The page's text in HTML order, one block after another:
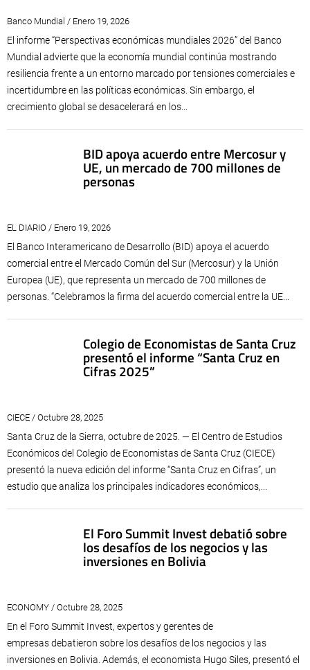
Banco Mundial / Enero 19, 2026
El informe “Perspectivas económicas mundiales 2026” del Banco
Mundial advierte que la economía mundial continúa mostrando
resiliencia frente a un entorno marcado por tensiones comerciales e
incertidumbre en las políticas económicas. Sin embargo, el
crecimiento global se desacelerará en los...
BID apoya acuerdo entre Mercosur y
UE, un mercado de 700 millones de
personas
EL DIARIO / Enero 19, 2026
El Banco Interamericano de Desarrollo (BID) apoya el acuerdo
comercial entre el Mercado Común del Sur (Mercosur) y la Unión
Europea (UE), que representa un mercado de 700 millones de
personas. “Celebramos la firma del acuerdo comercial entre la UE...
Colegio de Economistas de Santa Cruz
presentó el informe “Santa Cruz en
Cifras 2025”
CIECE / Octubre 28, 2025
Santa Cruz de la Sierra, octubre de 2025. — El Centro de Estudios
Económicos del Colegio de Economistas de Santa Cruz (CIECE)
presentó la nueva edición del informe “Santa Cruz en Cifras”, un
estudio que analiza los principales indicadores económicos,...
El Foro Summit Invest debatió sobre
los desafíos de los negocios y las
inversiones en Bolivia
ECONOMY / Octubre 28, 2025
En el Foro Summit Invest, expertos y gerentes de
empresas debatieron sobre los desafíos de los negocios y las
inversiones en Bolivia. Además, el economista Hugo Siles, presentó el